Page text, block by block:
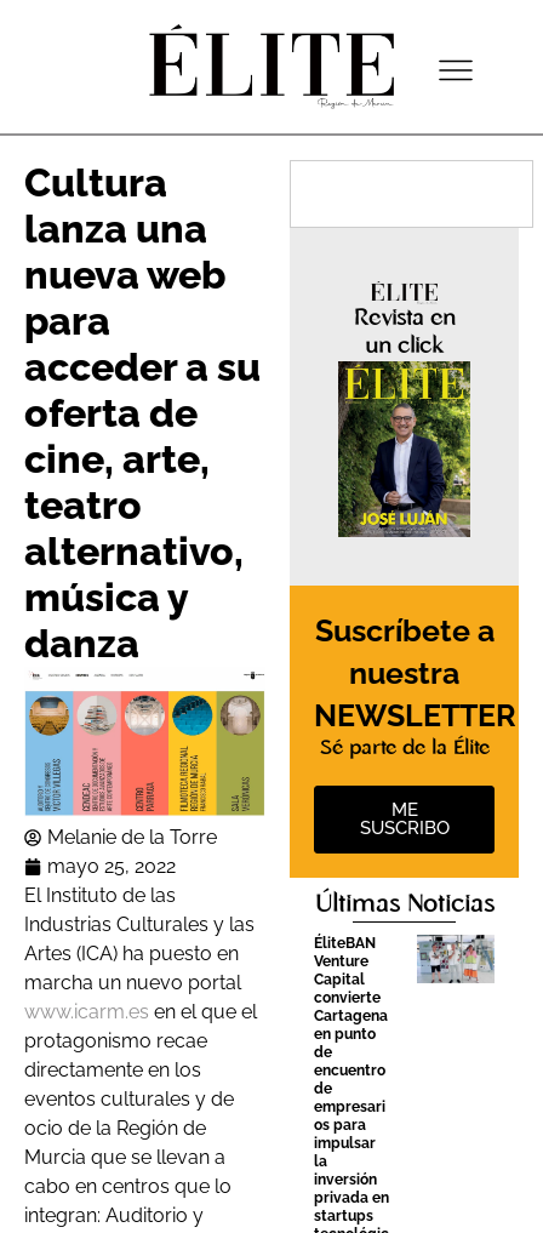
Cultura
lanza una
nueva web
para
acceder a su
oferta de
cine, arte,
teatro
alternativo,
música y
danza
Melanie de la Torre
mayo 25, 2022
El Instituto de las
Industrias Culturales y las
Artes (ICA) ha puesto en
marcha un nuevo portal
www.icarm.es en el que el
protagonismo recae
directamente en los
eventos culturales y de
ocio de la Región de
Murcia que se llevan a
cabo en centros que lo
integran: Auditorio y
Revista en
un click
Suscríbete a
nuestra
NEWSLETTER
Sé parte de la Élite
ME
SUSCRIBO
Últimas Noticias
ÉliteBAN
Venture
Capital
convierte
Cartagena
en punto
de
encuentro
de
empresari
os para
impulsar
la
inversión
privada en
startups